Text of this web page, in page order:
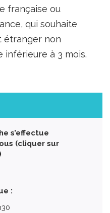
française ou
qui souhaite
étranger non
inférieure à 3 mois.
s’effectue
(cliquer sur
: